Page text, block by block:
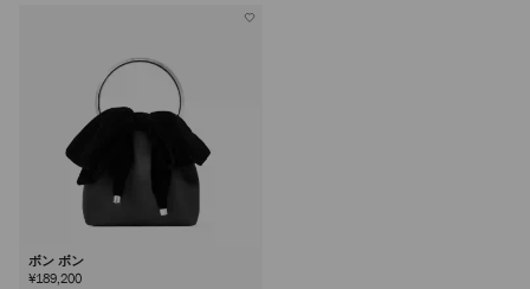
ボン ボン
¥189,200